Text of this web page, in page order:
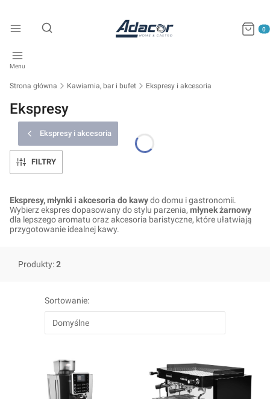
Otwórz wyszukiwarkę
Menu
Strona główna Kawiarnia, bar i bufet Ekspresy i akcesoria
Ekspresy
Ekspresy i akcesoria
FILTRY
Ekspresy, młynki i akcesoria do kawydo domu i gastronomii.
Wybierz ekspres dopasowany do stylu parzenia, młynek żarnowy
dla lepszego aromatu oraz akcesoria baristyczne, które ułatwiają
przygotowanie idealnej kawy.
Produkty:2
Sortowanie:
Domyślne